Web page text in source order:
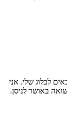
לבלוג שלי. אני
נשואה באושר לניסן.